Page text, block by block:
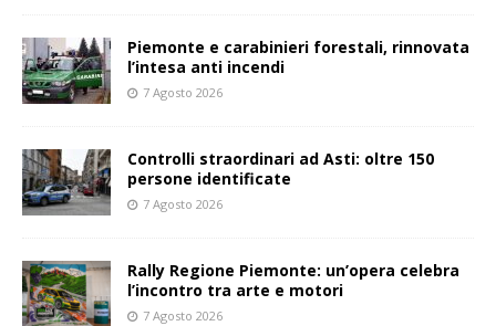
Piemonte e carabinieri forestali, rinnovata
l’intesa anti incendi
7 Agosto 2026
Controlli straordinari ad Asti: oltre 150
persone identificate
7 Agosto 2026
Rally Regione Piemonte: un’opera celebra
l’incontro tra arte e motori
7 Agosto 2026